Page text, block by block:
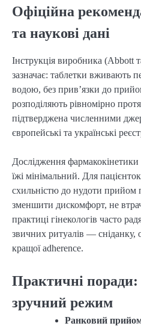
Офіційна
та наукові дані
Інструкція виробника (Abbott
зазначає: таблетки вживають
водою, без прив’язки до
розподіляють рівномірно
підтверджена численними
європейські та українські
Дослідження
їжі мінімальний. Для
схильністю до нудоти прийом
зменшити дискомфорт, не
практиці гінекологів часто
звичних ритуалів — сніданку,
кращої adherence.
Практичні поради:
зручний режим
Ранковий